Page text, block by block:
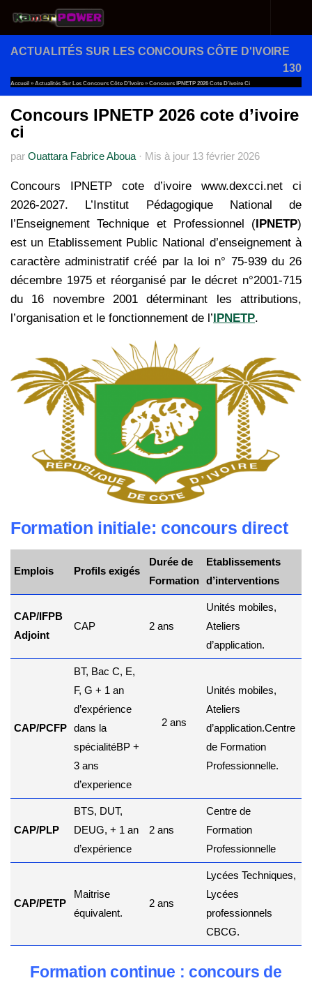
Au dessous du contenu
ACTUALITÉS SUR LES CONCOURS CÔTE D'IVOIRE
130
Accueil » Actualités Sur Les Concours Côte D'Ivoire » Concours IPNETP 2026 Cote D’ivoire Ci
Concours IPNETP 2026 cote d’ivoire
ci
par Ouattara Fabrice Aboua · Mis à jour 13 février 2026
Concours IPNETP cote d’ivoire www.dexcci.net ci
2026-2027. L’Institut Pédagogique National de
l’Enseignement Technique et Professionnel (IPNETP)
est un Etablissement Public National d’enseignement à
caractère administratif créé par la loi n° 75-939 du 26
décembre 1975 et réorganisé par le décret n°2001-715
du 16 novembre 2001 déterminant les attributions,
l’organisation et le fonctionnement de l’IPNETP.
Formation initiale: concours direct
Emplois Profils exigés
Durée de
Formation
Etablissements
d’interventions
CAP/IFPB
Adjoint
CAP 2 ans
Unités mobiles,
Ateliers
d’application.
CAP/PCFP
BT, Bac C, E,
F, G + 1 an
d’expérience
dans la
spécialitéBP +
3 ans
d’experience
2 ans
Unités mobiles,
Ateliers
d’application.Centre
de Formation
Professionnelle.
CAP/PLP
BTS, DUT,
DEUG, + 1 an
d’expérience
2 ans
Centre de
Formation
Professionnelle
CAP/PETP
Maitrise
équivalent.
2 ans
Lycées Techniques,
Lycées
professionnels
CBCG.
Formation continue : concours de